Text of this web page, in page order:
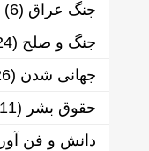
جنگ عراق (6)
جنگ و صلح (24)
جهانی شدن (26)
حقوق بشر (11)
دانش و فن